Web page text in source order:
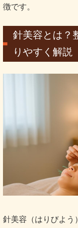
徴です。
針美容とは？
りやすく解説
針美容（はりびよう